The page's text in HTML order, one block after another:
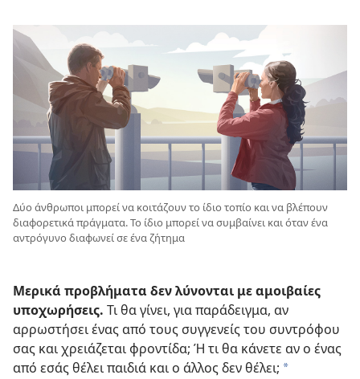
Δύο άνθρωποι μπορεί να κοιτάζουν το ίδιο τοπίο και να βλέπουν
διαφορετικά πράγματα. Το ίδιο μπορεί να συμβαίνει και όταν ένα
αντρόγυνο διαφωνεί σε ένα ζήτημα
Μερικά προβλήματα δεν λύνονται με αμοιβαίες
υποχωρήσεις. Τι θα γίνει, για παράδειγμα, αν
αρρωστήσει ένας από τους συγγενείς του συντρόφου
σας και χρειάζεται φροντίδα; Ή τι θα κάνετε αν ο ένας
από εσάς θέλει παιδιά και ο άλλος δεν θέλει; a